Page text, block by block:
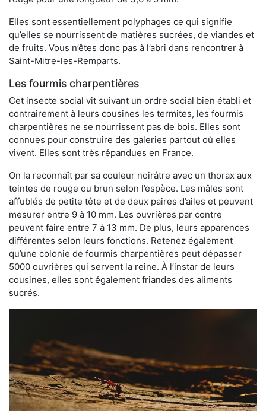
Elles sont essentiellement polyphages ce qui signifie
qu’elles se nourrissent de matières sucrées, de viandes et
de fruits. Vous n’êtes donc pas à l’abri dans rencontrer à
Saint-Mitre-les-Remparts.
Les fourmis charpentières
Cet insecte social vit suivant un ordre social bien établi et
contrairement à leurs cousines les termites, les fourmis
charpentières ne se nourrissent pas de bois. Elles sont
connues pour construire des galeries partout où elles
vivent. Elles sont très répandues en France.
On la reconnaît par sa couleur noirâtre avec un thorax aux
teintes de rouge ou brun selon l’espèce. Les mâles sont
affublés de petite tête et de deux paires d’ailes et peuvent
mesurer entre 9 à 10 mm. Les ouvrières par contre
peuvent faire entre 7 à 13 mm. De plus, leurs apparences
différentes selon leurs fonctions. Retenez également
qu’une colonie de fourmis charpentières peut dépasser
5000 ouvrières qui servent la reine. À l’instar de leurs
cousines, elles sont également friandes des aliments
sucrés.